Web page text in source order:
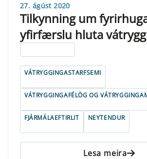
27. ágúst 2020
Tilkynning um
yfirfærslu hluta
VÁTRYGGINGASTARFSEMI
VÁTRYGGINGAFÉLÖG OG
FJÁRMÁLAEFTIRLIT NEYTENDUR
Lesa meira